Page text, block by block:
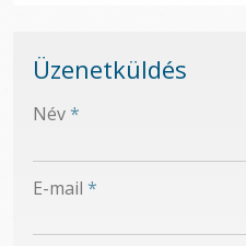
Üzenetküldés
Név*
E-mail *